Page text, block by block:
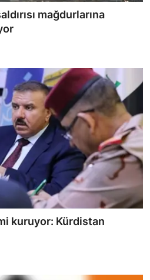
mağdurlarına
kuruyor: Kürdistan